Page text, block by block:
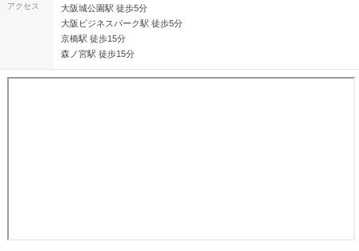
アクセス
大阪城公園駅 徒歩5分
大阪ビジネスパーク駅 徒歩5分
京橋駅 徒歩15分
森ノ宮駅 徒歩15分